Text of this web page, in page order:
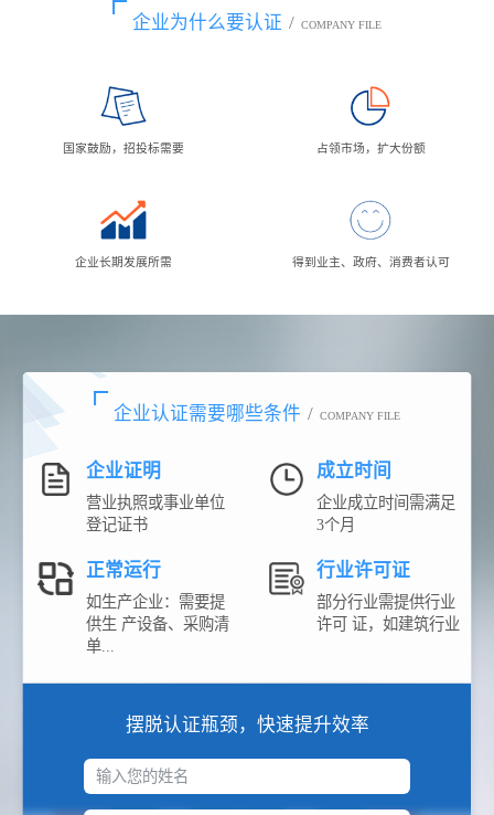
企业为什么要认证 / COMPANY FILE
国家鼓励，招投标需要 占领市场，扩大份额
企业长期发展所需 得到业主、政府、消费者认可
企业认证需要哪些条件 / COMPANY FILE
企业证明
营业执照或事业单位
登记证书
成立时间
企业成立时间需满足
3个月
正常运行
如生产企业：需要提
供生 产设备、采购清
单...
行业许可证
部分行业需提供行业
许可 证，如建筑行业
摆脱认证瓶颈，快速提升效率
输入您的姓名